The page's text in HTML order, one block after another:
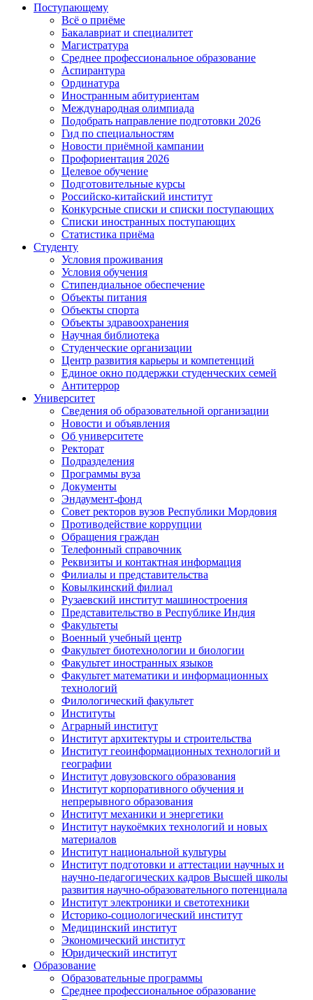
Поступающему
Всё о приёме
Бакалавриат и специалитет
Магистратура
Среднее профессиональное образование
Аспирантура
Ординатура
Иностранным абитуриентам
Международная олимпиада
Подобрать направление подготовки 2026
Гид по специальностям
Новости приёмной кампании
Профориентация 2026
Целевое обучение
Подготовительные курсы
Российско-китайский институт
Конкурсные списки и списки поступающих
Списки иностранных поступающих
Статистика приёма
Студенту
Условия проживания
Условия обучения
Стипендиальное обеспечение
Объекты питания
Объекты спорта
Объекты здравоохранения
Научная библиотека
Студенческие организации
Центр развития карьеры и компетенций
Единое окно поддержки студенческих семей
Антитеррор
Университет
Сведения об образовательной организации
Новости и объявления
Об университете
Ректорат
Подразделения
Программы вуза
Документы
Эндаумент-фонд
Совет ректоров вузов Республики Мордовия
Противодействие коррупции
Обращения граждан
Телефонный справочник
Реквизиты и контактная информация
Филиалы и представительства
Ковылкинский филиал
Рузаевский институт машиностроения
Представительство в Республике Индия
Факультеты
Военный учебный центр
Факультет биотехнологии и биологии
Факультет иностранных языков
Факультет математики и информационных
технологий
Филологический факультет
Институты
Аграрный институт
Институт архитектуры и строительства
Институт геоинформационных технологий и
географии
Институт довузовского образования
Институт корпоративного обучения и
непрерывного образования
Институт механики и энергетики
Институт наукоёмких технологий и новых
материалов
Институт национальной культуры
Институт подготовки и аттестации научных и
научно-педагогических кадров Высшей школы
развития научно-образовательного потенциала
Институт электроники и светотехники
Историко-социологический институт
Медицинский институт
Экономический институт
Юридический институт
Образование
Образовательные программы
Среднее профессиональное образование